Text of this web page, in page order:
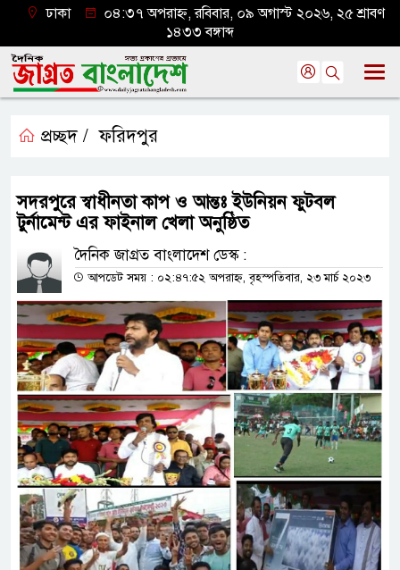
ঢাকা
০৪:৩৭ অপরাহ্ন, রবিবার, ০৯ অগাস্ট ২০২৬, ২৫ শ্রাবণ
১৪৩৩ বঙ্গাব্দ
প্রচ্ছদ / ফরিদপুর
সদরপুরে স্বাধীনতা কাপ ও আন্তঃ ইউনিয়ন ফুটবল
টুর্নামেন্ট এর ফাইনাল খেলা অনুষ্ঠিত
দৈনিক জাগ্রত বাংলাদেশ ডেস্ক :
আপডেট সময় : ০২:৪৭:৫২ অপরাহ্ন, বৃহস্পতিবার, ২৩ মার্চ ২০২৩